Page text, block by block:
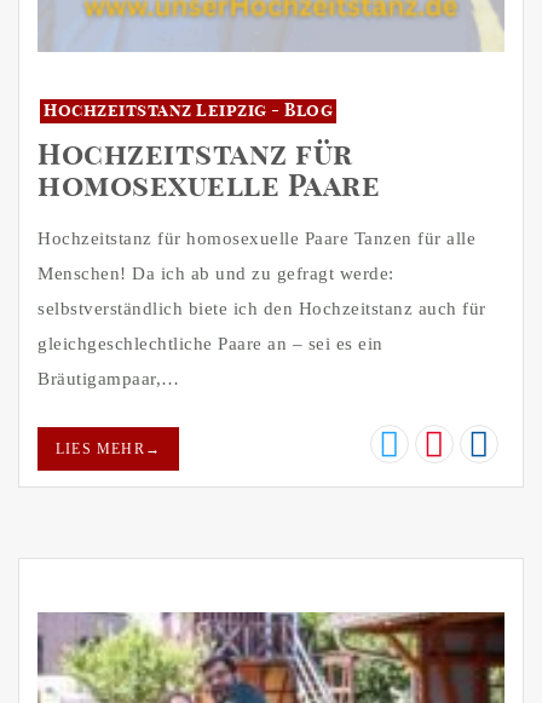
Hochzeitstanz Leipzig - Blog
Hochzeitstanz für
homosexuelle Paare
Hochzeitstanz für homosexuelle Paare Tanzen für alle
Menschen! Da ich ab und zu gefragt werde:
selbstverständlich biete ich den Hochzeitstanz auch für
gleichgeschlechtliche Paare an – sei es ein
Bräutigampaar,…
LIES MEHR →